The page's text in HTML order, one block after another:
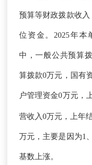
预算等财政拨款收
位资金。 2025年本
中，一般公共预算
算拨款0万元，国有
户管理资金0万元，
营收入0万元，上年
万元，主要是因为1、
基数上涨。